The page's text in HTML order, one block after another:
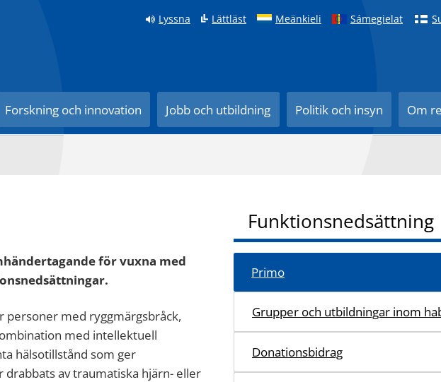
Lyssna Lättläst Meänkieli Sámegielat
Forskning och innovation Jobb och utbildning Politik och insyn Om
för vuxna med
med ryggmärgsbråck,
med intellektuell
hälsotillstånd som ger
av traumatiska hjärn- eller
Funktionsnedsättning
Primo
Grupper och utbildningar inom
Donationsbidrag